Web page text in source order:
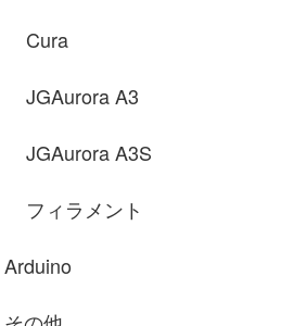
Cura
JGAurora A3
JGAurora A3S
フィラメント
Arduino